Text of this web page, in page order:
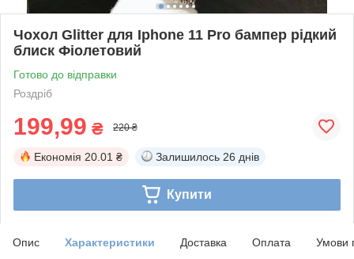
Чохол Glitter для Iphone 11 Pro бампер рідкий
блиск Фіолетовий
Готово до відправки
Роздріб
199,99 ₴ 220 ₴
Економія 20.01 ₴ Залишилось 26 днів
Купити
Опис Характеристики Доставка Оплата Умови